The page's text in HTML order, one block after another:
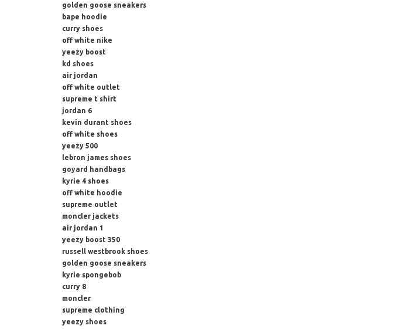
golden goose sneakers
bape hoodie
curry shoes
off white nike
yeezy boost
kd shoes
air jordan
off white outlet
supreme t shirt
jordan 6
kevin durant shoes
off white shoes
yeezy 500
lebron james shoes
goyard handbags
kyrie 4 shoes
off white hoodie
supreme outlet
moncler jackets
air jordan 1
yeezy boost 350
russell westbrook shoes
golden goose sneakers
kyrie spongebob
curry 8
moncler
supreme clothing
yeezy shoes